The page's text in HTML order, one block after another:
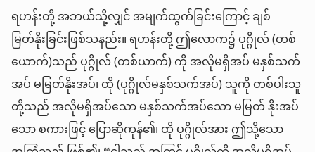
ရဟန်းတို့ အဘယ်သို့လျှင် အမျက်ထွက်ခြင်းကြောင့် ချစ်
မြတ်နိုးခြင်းဖြစ်သနည်း။ ရဟန်းတို့ ဤလောက၌ ပုဂ္ဂိုလ် (တစ်
ယောက်)သည် ပုဂ္ဂိုလ် (တစ်ယာက်) ကို အလိုမရှိအပ် မနှစ်သက်
အပ် မမြတ်နိုးအပ်၊ ထို (ပုဂ္ဂိုလ်မနှစ်သက်အပ်) သူကို တစ်ပါးသူ
တို့သည် အလိုမရှိအပ်သော မနှစ်သက်အပ်သော မမြတ် နိုးအပ်
သော စကားဖြင့် ပြောဆိုကုန်၏၊ ထို ပုဂ္ဂိုလ်အား ဤသို့သော